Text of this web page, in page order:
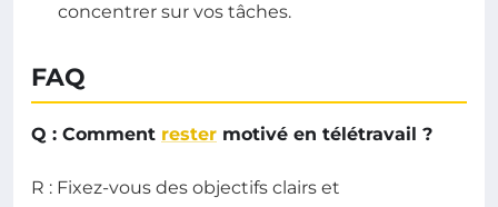
concentrer sur vos tâches.
FAQ
Q : Comment rester motivé en télétravail ?
R : Fixez-vous des objectifs clairs et